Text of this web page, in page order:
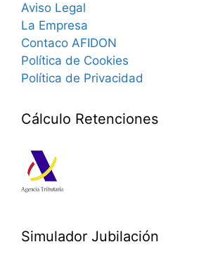
Aviso Legal
La Empresa
Contaco AFIDON
Política de Cookies
Política de Privacidad
Cálculo Retenciones
Simulador Jubilación